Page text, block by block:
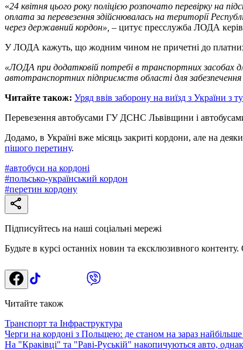
«24 квітня цього року поліцією розпочато перевірку на
оплата за перевезення здійснювалась на території
через державний кордон», – цитує пресслужба ЛОДА
У ЛОДА кажуть, що жодним чином не причетні до платних
«ЛОДА при додатковій потребі в транспортних засобах
автотранспортних підприємств області для
Читайте також: Уряд ввів заборону на виїзд з України з
Перевезення автобусами ГУ ДСНС Львівщини і автобусами
Додамо, в Україні вже місяць закриті кордони, але на
пішого перетину.
#автобуси на кордоні
#польсько-український кордон
#перетин кордону
Підписуйтесь на наші соціальні мережі
Будьте в курсі останніх новин та ексклюзивного
Читайте також
Транспорт та Інфраструктура
Черги на кордоні з Польщею: де станом на зараз найбільше
На "Краківці" та "Раві-Руській" накопичуються авто,